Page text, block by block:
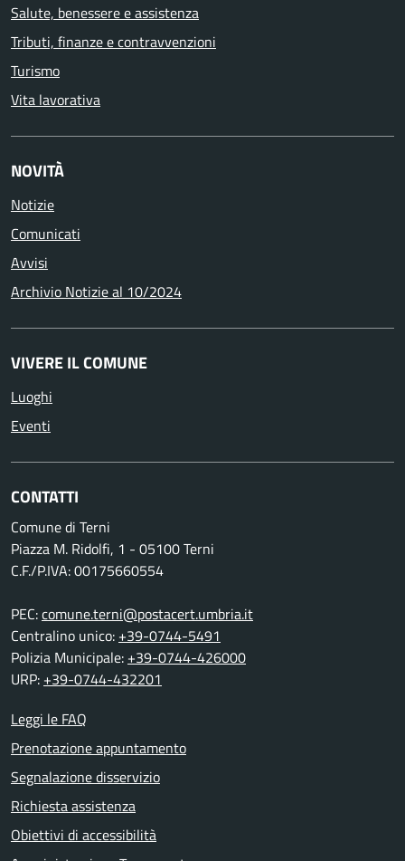
Salute, benessere e assistenza
Tributi, finanze e contravvenzioni
Turismo
Vita lavorativa
NOVITÀ
Notizie
Comunicati
Avvisi
Archivio Notizie al 10/2024
VIVERE IL COMUNE
Luoghi
Eventi
CONTATTI
Comune di Terni
Piazza M. Ridolfi, 1 - 05100 Terni
C.F./P.IVA: 00175660554
PEC:comune.terni@postacert.umbria.it
Centralino unico: +39-0744-5491
Polizia Municipale: +39-0744-426000
URP: +39-0744-432201
Leggi le FAQ
Prenotazione appuntamento
Segnalazione disservizio
Richiesta assistenza
Obiettivi di accessibilità